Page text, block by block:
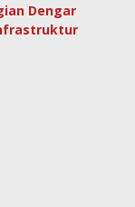
Dengar